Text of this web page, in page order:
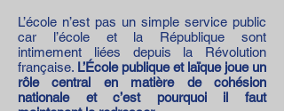
L’école n’est pas un simple service public
car l’école et la République sont
intimement liées depuis la Révolution
française. L’École publique et laïque joue un
rôle central en matière de cohésion
nationale et c’est pourquoi il faut